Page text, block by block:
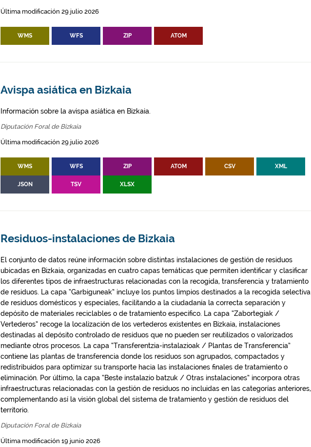
Última modificación 29 julio 2026
WMS WFS ZIP ATOM
Avispa asiática en Bizkaia
Información sobre la avispa asiática en Bizkaia.
Diputación Foral de Bizkaia
Última modificación 29 julio 2026
WMS WFS ZIP ATOM CSV XML
JSON TSV XLSX
Residuos-instalaciones de Bizkaia
El conjunto de datos reúne información sobre distintas instalaciones de gestión de residuos
ubicadas en Bizkaia, organizadas en cuatro capas temáticas que permiten identificar y clasificar
los diferentes tipos de infraestructuras relacionadas con la recogida, transferencia y tratamiento
de residuos. La capa “Garbiguneak” incluye los puntos limpios destinados a la recogida selectiva
de residuos domésticos y especiales, facilitando a la ciudadanía la correcta separación y
depósito de materiales reciclables o de tratamiento específico. La capa “Zabortegiak /
Vertederos” recoge la localización de los vertederos existentes en Bizkaia, instalaciones
destinadas al depósito controlado de residuos que no pueden ser reutilizados o valorizados
mediante otros procesos. La capa “Transferentzia-instalazioak / Plantas de Transferencia”
contiene las plantas de transferencia donde los residuos son agrupados, compactados y
redistribuidos para optimizar su transporte hacia las instalaciones finales de tratamiento o
eliminación. Por último, la capa “Beste instalazio batzuk / Otras instalaciones” incorpora otras
infraestructuras relacionadas con la gestión de residuos no incluidas en las categorías anteriores,
complementando así la visión global del sistema de tratamiento y gestión de residuos del
territorio.
Diputación Foral de Bizkaia
Última modificación 19 junio 2026